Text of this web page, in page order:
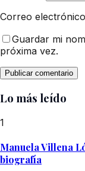
Correo electrónico
Guardar mi
próxima vez.
Lo más leído
1
Manuela Villena
biografía